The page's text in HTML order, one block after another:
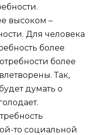
высоком –
Для человека
более
более
Так,
думать о
то социальной